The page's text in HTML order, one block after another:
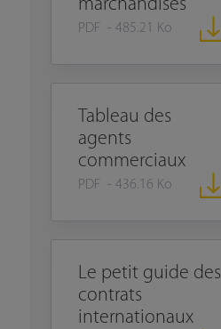
marchandises
PDF - 485.21 Ko
Tableau des
agents
commerciaux
PDF - 436.16 Ko
Le petit guide des
contrats
internationaux